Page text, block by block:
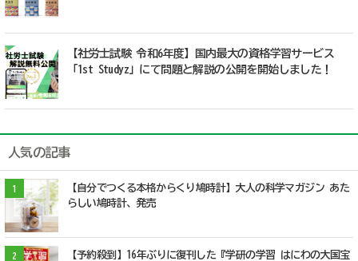
【社労士試験 令和6年度】国内最大の資格学習サービス
「1st Studyz」にて問題と解説の公開を開始しました！
人気の記事
1
【自分でつくる本格からくり鳩時計】大人の科学マガジン あた
らしい鳩時計、発売
2
【予約殺到】16年ぶりに復刊した『学研の学習 はにわの大国宝